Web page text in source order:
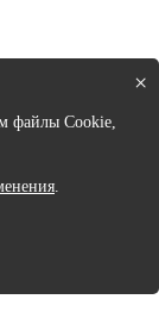
цены у
×
файлы Cookie,
.